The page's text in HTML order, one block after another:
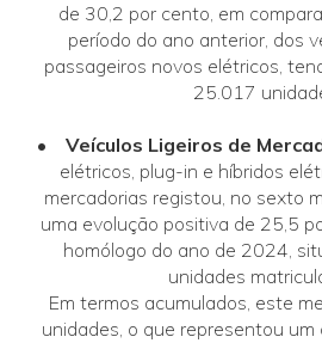
de 30,2 por cento, em
período do ano anterior, dos
passageiros novos elétricos,
25.017
• Veículos Ligeiros de
elétricos, plug-in e híbridos
mercadorias registou, no sexto
uma evolução positiva de 25,5
homólogo do ano de 2024,
unidades
Em termos acumulados, este
unidades, o que representou